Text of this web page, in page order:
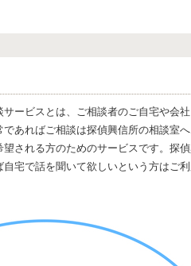
ービスとは、ご相談者のご自宅や会
あればご相談は探偵興信所の相談室
される方のためのサービスです。探
宅で話を聞いて欲しいという方はご利